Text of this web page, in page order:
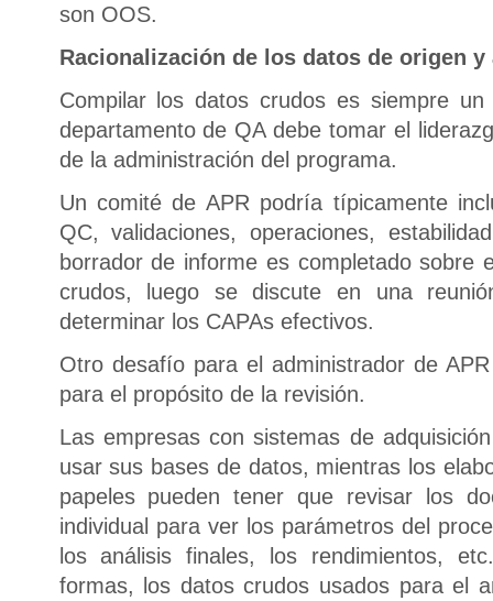
son OOS.
Racionalización de los datos de origen
Compilar los datos crudos es siempre
departamento de QA debe tomar el
de la administración del programa.
Un comité de APR podría típicamente
QC, validaciones, operaciones,
borrador de informe es completado sobre
crudos, luego se discute en una
determinar los CAPAs efectivos.
Otro desafío para el administrador de
para el propósito de la revisión.
Las empresas con sistemas de
usar sus bases de datos, mientras los
papeles pueden tener que revisar los
individual para ver los parámetros del
los análisis finales, los rendimientos,
formas, los datos crudos usados para el